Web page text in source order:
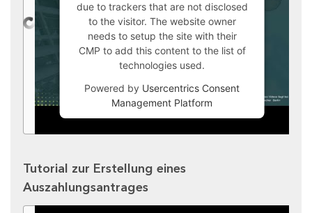
due to trackers that are not disclosed
to the visitor. The website owner
needs to setup the site with their
CMP to add this content to the list of
technologies used.
Powered by Usercentrics Consent
Management Platform
Tutorial zur Erstellung eines
Auszahlungsantrages